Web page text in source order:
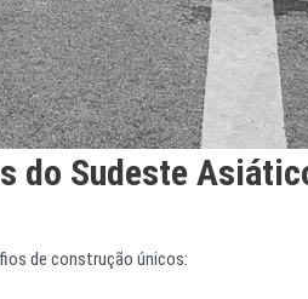
do Sudeste
de construção únicos: